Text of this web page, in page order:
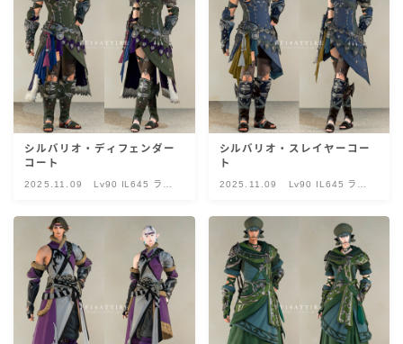
バイザー
ゴーグル
目隠し
マスク
フルフェイス
頭装備ギミックあり
シルバリオ・ディフェンダー
コート
2025.11.09
Lv90 IL645 ラァ
スノーコットン
シルバリオ・スレイヤーコー
ト
2025.11.09
Lv90 IL645 ラァ
スノーコットン